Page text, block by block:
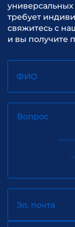
требует
свяжитесь с
и вы получите
ФИО
Вопрос
Эл. почта